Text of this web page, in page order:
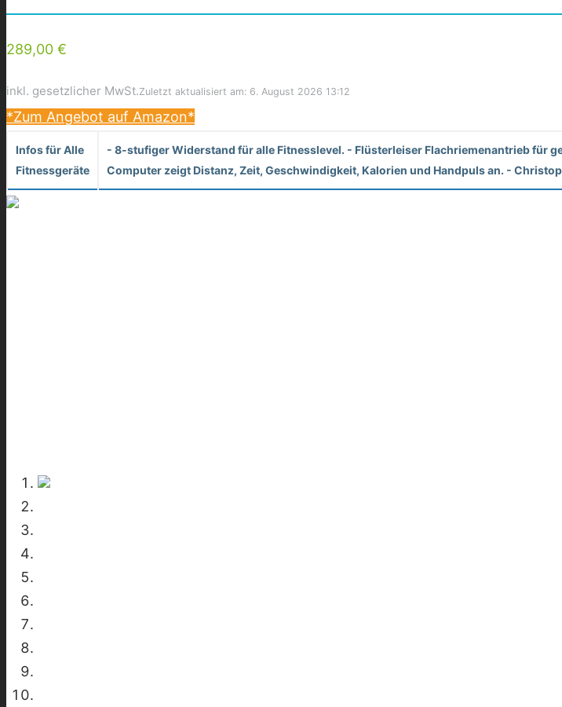
289,00 €
inkl. gesetzlicher MwSt.Zuletzt aktualisiert am: 6. August 2026 13:12
*Zum Angebot auf Amazon*
Infos für Alle
Fitnessgeräte
- 8-stufiger Widerstand für alle Fitnesslevel. - Flüsterleiser Flachriemenantrieb für
Computer zeigt Distanz, Zeit, Geschwindigkeit, Kalorien und Handpuls an. -